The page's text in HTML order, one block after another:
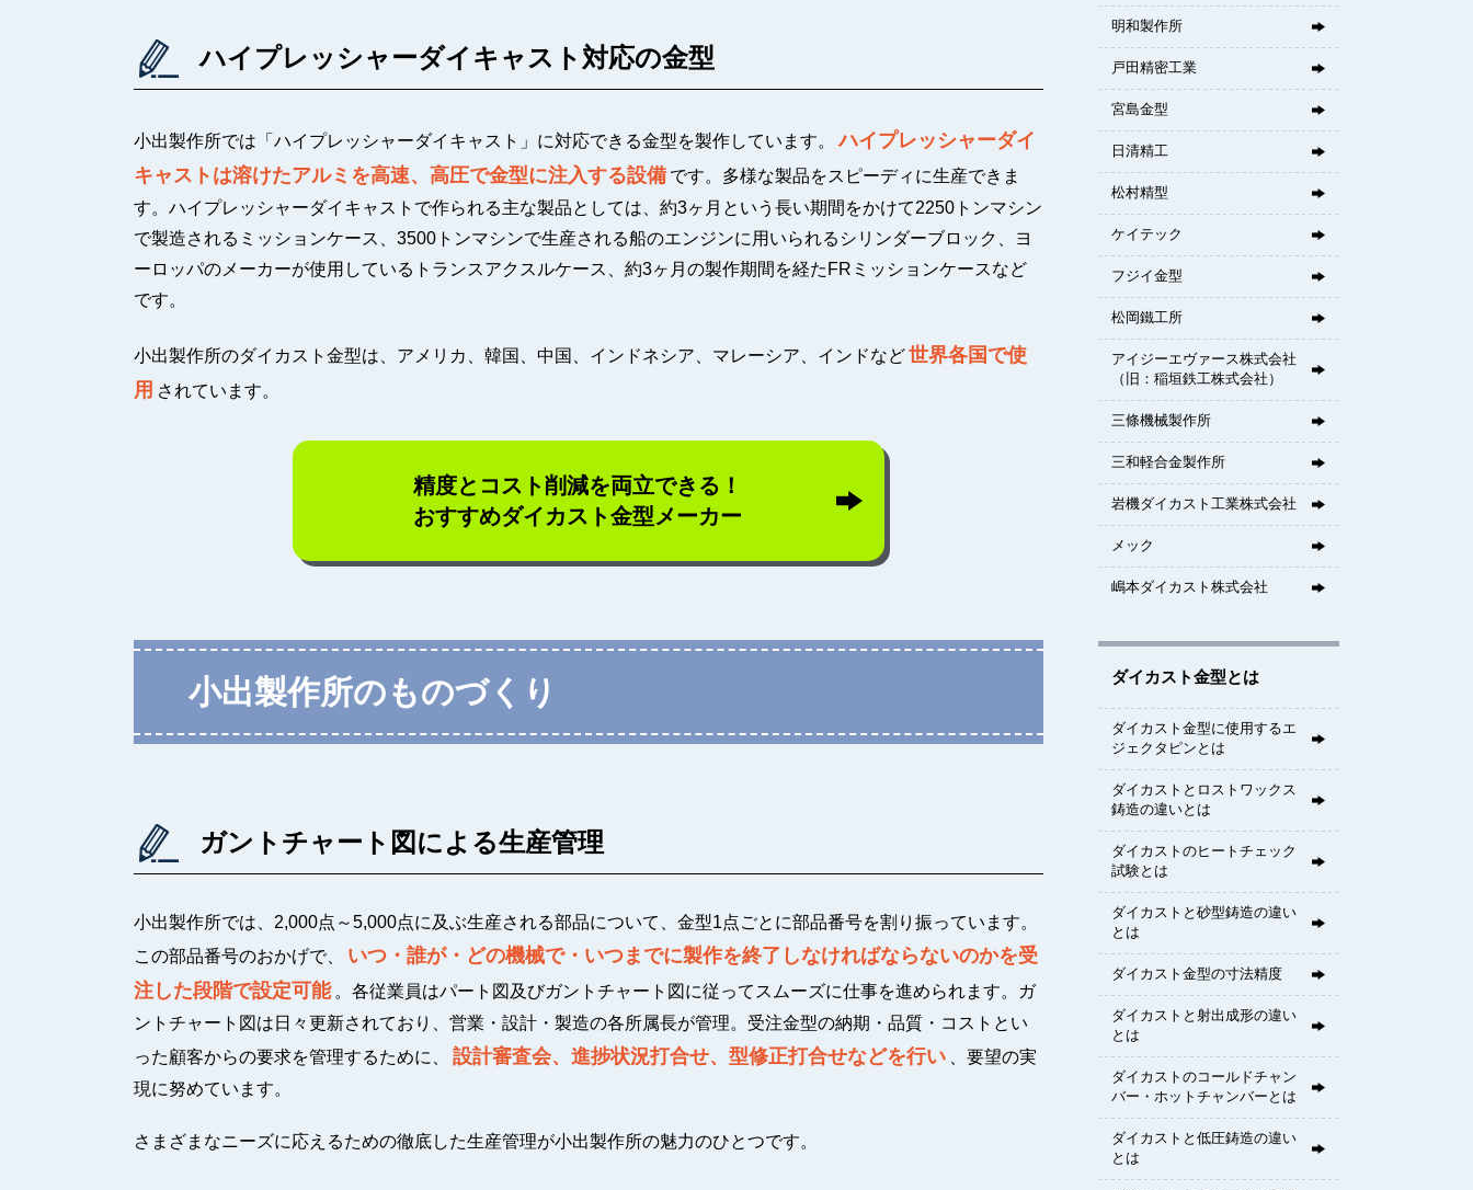
ハイプレッシャーダイキャスト対応の金型
小出製作所では「ハイプレッシャーダイキャスト」に対応できる金型を製作しています。
ハイプレッシャーダイ
キャストは溶けたアルミを高速、高圧で金型に注入する設備 です。多様な製品をスピーディに生産できま
す。ハイプレッシャーダイキャストで作られる主な製品としては、約3ヶ月という長い期間をかけて2250トンマシン
で製造されるミッションケース、3500トンマシンで生産される船のエンジンに用いられるシリンダーブロック、ヨ
ーロッパのメーカーが使用しているトランスアクスルケース、約3ヶ月の製作期間を経たFRミッションケースなど
です。
小出製作所のダイカスト金型は、アメリカ、韓国、中国、インドネシア、マレーシア、インドなど世界各国で使
用 されています。
精度とコスト削減を両立できる！
おすすめダイカスト金型メーカー
小出製作所のものづくり
ガントチャート図による生産管理
小出製作所では、2,000点～5,000点に及ぶ生産される部品について、金型1点ごとに部品番号を割り振っています。
この部品番号のおかげで、
いつ・誰が・どの機械で・いつまでに製作を終了しなければならないのかを受
注した段階で設定可能 。各従業員はパート図及びガントチャート図に従ってスムーズに仕事を進められます。ガ
ントチャート図は日々更新されており、営業・設計・製造の各所属長が管理。受注金型の納期・品質・コストとい
った顧客からの要求を管理するために、
設計審査会、進捗状況打合せ、型修正打合せなどを行い
、要望の実
現に努めています。
さまざまなニーズに応えるための徹底した生産管理が小出製作所の魅力のひとつです。
明和製作所
戸田精密工業
宮島金型
日清精工
松村精型
ケイテック
フジイ金型
松岡鐵工所
アイジーエヴァース株式会社
（旧：稲垣鉄工株式会社）
三條機械製作所
三和軽合金製作所
岩機ダイカスト工業株式会社
メック
嶋本ダイカスト株式会社
ダイカスト金型とは
ダイカスト金型に使用するエ
ジェクタピンとは
ダイカストとロストワックス
鋳造の違いとは
ダイカストのヒートチェック
試験とは
ダイカストと砂型鋳造の違い
とは
ダイカスト金型の寸法精度
ダイカストと射出成形の違い
とは
ダイカストのコールドチャン
バー・ホットチャンバーとは
ダイカストと低圧鋳造の違い
とは